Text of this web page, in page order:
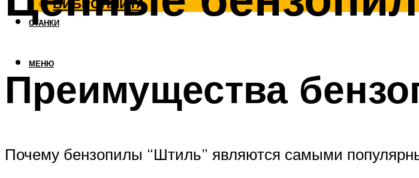
ВИБРОПЛИТА
СТАНКИ
МЕНЮ
Преимущества
Почему бензопилы “Штиль” являются самыми